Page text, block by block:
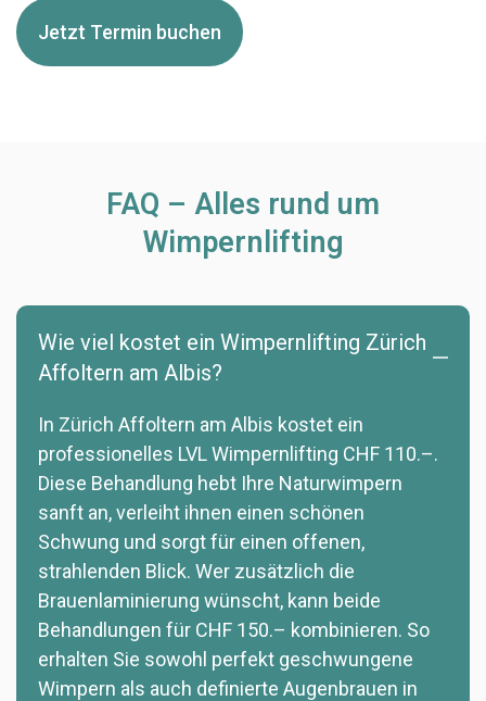
Jetzt Termin buchen
FAQ – Alles rund um
Wimpernlifting
Wie viel kostet ein Wimpernlifting Zürich
Affoltern am Albis?
In Zürich Affoltern am Albis kostet ein
professionelles LVL Wimpernlifting CHF 110.–.
Diese Behandlung hebt Ihre Naturwimpern
sanft an, verleiht ihnen einen schönen
Schwung und sorgt für einen offenen,
strahlenden Blick. Wer zusätzlich die
Brauenlaminierung wünscht, kann beide
Behandlungen für CHF 150.– kombinieren. So
erhalten Sie sowohl perfekt geschwungene
Wimpern als auch definierte Augenbrauen in